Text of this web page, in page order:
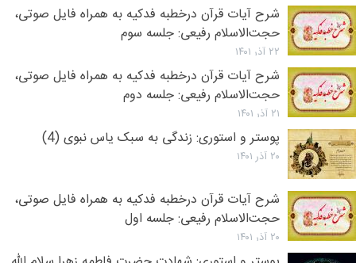
شرح آیات قرآن درخطبه فدکیه به همراه فایل صوتی،
حجت‌الاسلام رفیعی: جلسه سوم
۲۲ آذر ۱۴۰۱
شرح آیات قرآن درخطبه فدکیه به همراه فایل صوتی،
حجت‌الاسلام رفیعی: جلسه دوم
۲۱ آذر ۱۴۰۱
پوستر و استوری: زندگی به سبک یاس نبوی (4)
۲۰ آذر ۱۴۰۱
شرح آیات قرآن درخطبه فدکیه به همراه فایل صوتی،
حجت‌الاسلام رفیعی: جلسه اول
۲۰ آذر ۱۴۰۱